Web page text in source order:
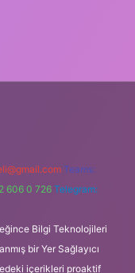
Teams:
606 0 726 Telegram:
Bilgi Teknolojileri
bir Yer Sağlayıcı
içerikleri proaktif